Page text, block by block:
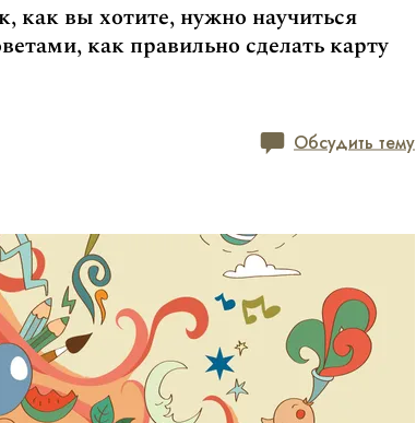
как вы хотите, нужно научиться
как правильно сделать карту
Обсудить тему